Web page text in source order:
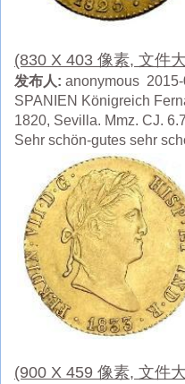
(830 X 403 像素, 文件
发布人: anonymous 2015-
SPANIEN Königreich
1820, Sevilla. Mmz. CJ.
Sehr schön-gutes sehr
(900 X 459 像素, 文件